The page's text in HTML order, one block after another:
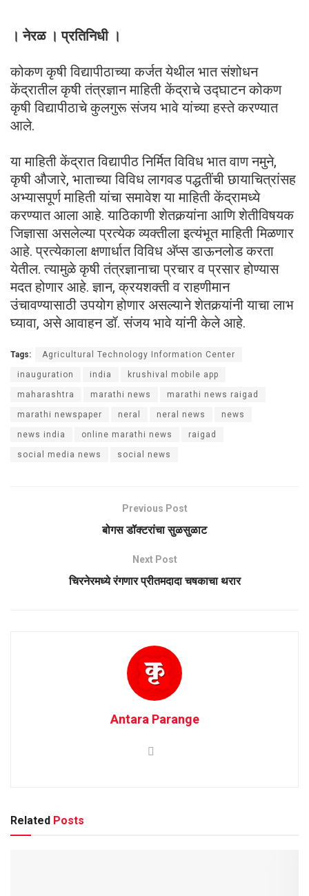
। नेरळ । प्रतिनिधी ।
कोकण कृषी विद्यापीठाच्या कर्जत येथील भात संशोधन
केंद्रातील कृषी तंत्रज्ञान माहिती केंद्राचे उद्घाटन कोकण
कृषी विद्यापीठाचे कुलगुरू संजय भावे यांच्या हस्ते करण्यात
आले.
या माहिती केंद्रात विद्यापीठ निर्मित विविध भात वाण नमुने,
कृषी औजारे, भाताच्या विविध लागवड पद्धतींची छायाचित्रांसह
अभ्यासपूर्ण माहिती यांचा समावेश या माहिती केंद्रामध्ये
करण्यात आला आहे. याठिकाणी शेतकर्‍यांना आणि शेतीविषयक
जिज्ञासा असलेल्या प्रत्येक व्यक्तीला इत्यंभूत माहिती मिळणार
आहे. प्रत्येकाला क्षणार्धात विविध अ‍ॅप्स डाऊनलोड करता
येतील. त्यामुळे कृषी तंत्रज्ञानाचा प्रचार व प्रसार होण्यास
मदत होणार आहे. ज्ञान, क्रयशक्ती व राहणीमान
उंचावण्यासाठी उपयोग होणार असल्याने शेतकर्‍यांनी याचा लाभ
घ्यावा, असे आवाहन डॉ. संजय भावे यांनी केले आहे.
Tags: Agricultural Technology Information Center
inauguration india krushival mobile app
maharashtra marathi news marathi news raigad
marathi newspaper neral neral news news
news india online marathi news raigad
social media news social news
Previous Post
बोगस डॉक्टरांचा सुळसुळाट
Next Post
चिरनेरमध्ये रंगणार प्रीतमदादा चषकाचा थरार
Antara Parange
Related Posts